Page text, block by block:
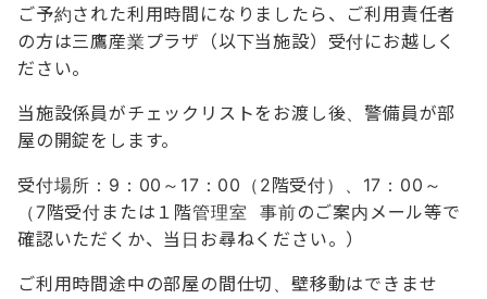
ご予約された利用時間になりましたら、ご利用責任者
の方は三鷹産業プラザ（以下当施設）受付にお越しく
ださい。
当施設係員がチェックリストをお渡し後、警備員が部
屋の開錠をします。
受付場所：9：00～17：00（2階受付）、17：00～
（7階受付または１階管理室 事前のご案内メール等で
確認いただくか、当日お尋ねください。）
ご利用時間途中の部屋の間仕切、壁移動はできませ